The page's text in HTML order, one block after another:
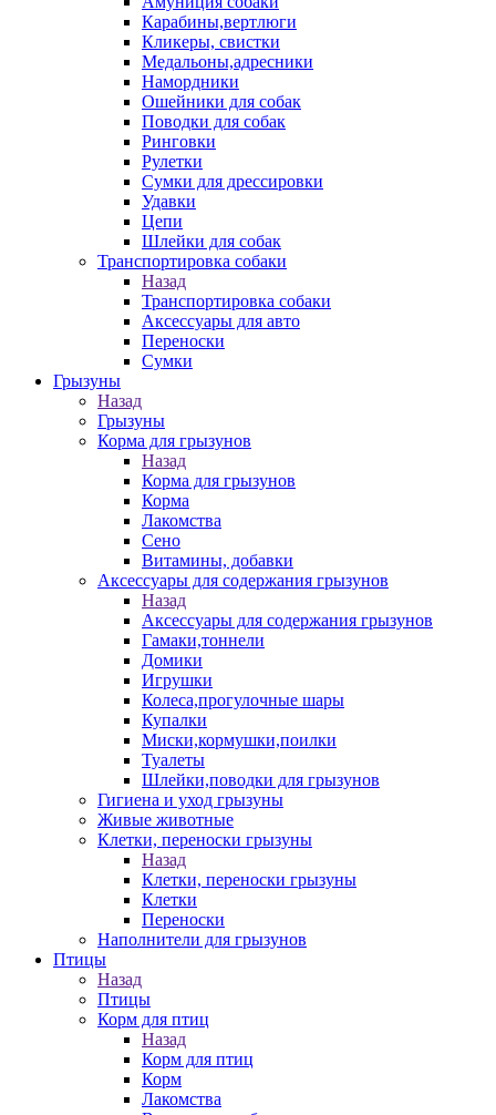
Карабины,вертлюги
Кликеры, свистки
Медальоны,адресники
Намордники
Ошейники для собак
Поводки для собак
Ринговки
Рулетки
Сумки для дрессировки
Удавки
Цепи
Шлейки для собак
Транспортировка собаки
Назад
Транспортировка собаки
Аксессуары для авто
Переноски
Сумки
Грызуны
Назад
Грызуны
Корма для грызунов
Назад
Корма для грызунов
Корма
Лакомства
Сено
Витамины, добавки
Аксессуары для содержания грызунов
Назад
Аксессуары для содержания грызунов
Гамаки,тоннели
Домики
Игрушки
Колеса,прогулочные шары
Купалки
Миски,кормушки,поилки
Туалеты
Шлейки,поводки для грызунов
Гигиена и уход грызуны
Живые животные
Клетки, переноски грызуны
Назад
Клетки, переноски грызуны
Клетки
Переноски
Наполнители для грызунов
Птицы
Назад
Птицы
Корм для птиц
Назад
Корм для птиц
Корм
Лакомства